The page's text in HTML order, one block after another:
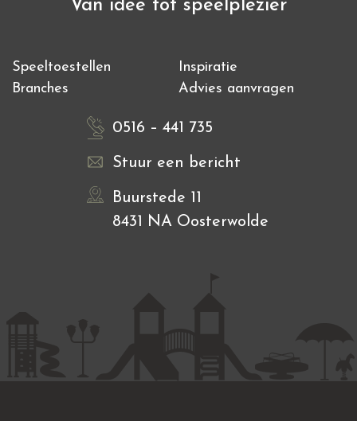
Van idee tot speelplezier
Speeltoestellen
Inspiratie
Branches
Advies aanvragen
0516 – 441 735
Stuur een bericht
Buurstede 11
8431 NA Oosterwolde